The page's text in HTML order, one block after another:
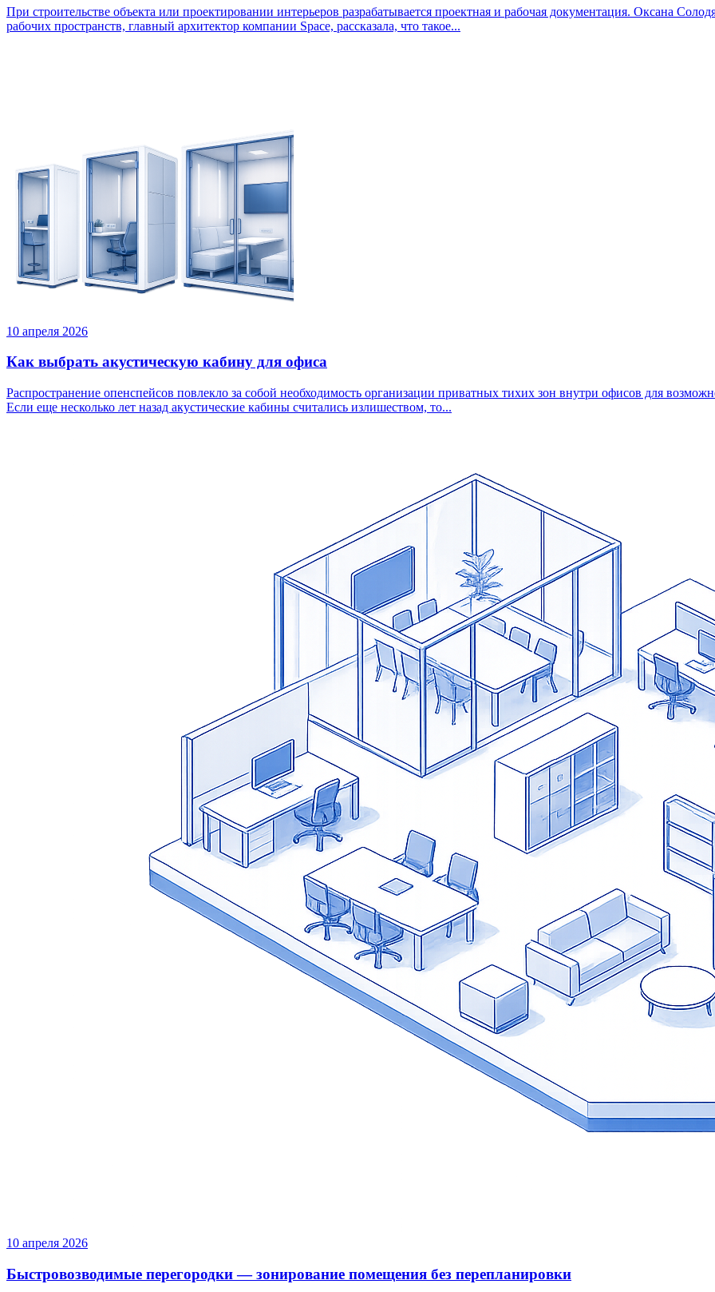
При строительстве объекта или проектировании интерьеров разрабатывается проектная и рабочая документация. Оксана
рабочих пространств, главный архитектор компании Space, рассказала, что такое...
10 апреля 2026
Как выбрать акустическую кабину для офиса
Распространение опенспейсов повлекло за собой необходимость организации приватных тихих зон внутри офисов для
Если еще несколько лет назад акустические кабины считались излишеством, то...
10 апреля 2026
Быстровозводимые перегородки — зонирование помещения без перепланировки